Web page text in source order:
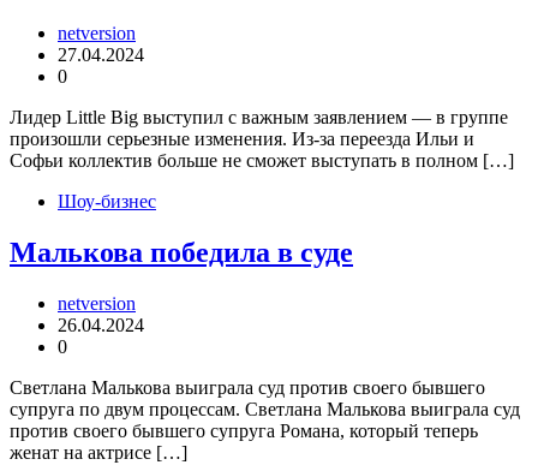
netversion
27.04.2024
0
Лидер Little Big выступил с важным заявлением — в группе
произошли серьезные изменения. Из-за переезда Ильи и
Софьи коллектив больше не сможет выступать в полном […]
Шоу-бизнес
Малькова победила в суде
netversion
26.04.2024
0
Светлана Малькова выиграла суд против своего бывшего
супруга по двум процессам. Светлана Малькова выиграла суд
против своего бывшего супруга Романа, который теперь
женат на актрисе […]